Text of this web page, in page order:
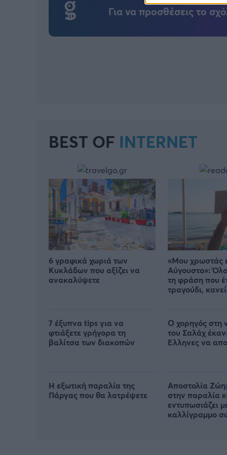
Για να προσθέσεις το
BEST OF INTERNET
6 γραφικά χωριά των
Κυκλάδων που αξίζει να
ανακαλύψετε
7 έξυπνα tips για να
φτιάξετε γρήγορα τη
βαλίτσα των διακοπών
Η εξωτική παραλία της
Πάργας που θα λατρέψετε
«Μου χρωστάς
Αύγουστο»:
τη φράση που
τραγούδι,
Ο χορηγός στη
του Σαλάχ
Έλληνες να
Αποστολία
στην παραλία
εντυπωσιάζει
καλλίγραμμο